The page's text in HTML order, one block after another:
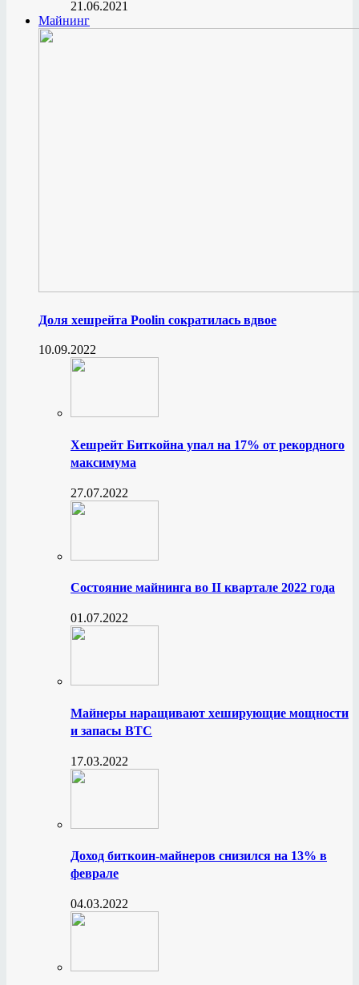
21.06.2021
Майнинг
Доля хешрейта Poolin сократилась вдвое
10.09.2022
Хешрейт Биткойна упал на 17% от рекордного
максимума
27.07.2022
Состояние майнинга во II квартале 2022 года
01.07.2022
Майнеры наращивают хеширующие мощности
и запасы BTC
17.03.2022
Доход биткоин-майнеров снизился на 13% в
феврале
04.03.2022